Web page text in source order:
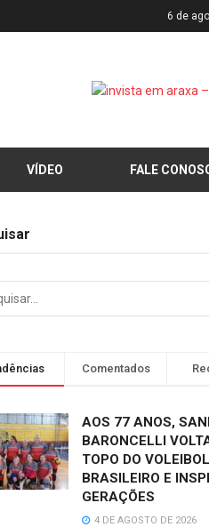
6 de
VÍDEO FALE
Comentados
AOS 77 ANOS,
BARONCELLI
TOPO DO VOLEIBOL
BRASILEIRO E
GERAÇÕES
4 DE AGOSTO DE 2026